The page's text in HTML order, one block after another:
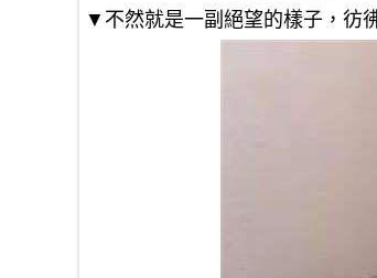
▼不然就是一副絕望的樣子，彷